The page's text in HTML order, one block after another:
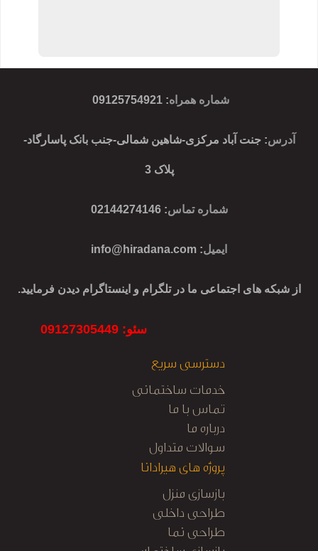
شماره همراه:
09125754921
آدرس: جنت آباد مرکزی-شاهین شمالی-جنب بانک پاسارگاد-
پلاک 3
شماره تماس: 02144274146
ایمیل:
info@hiradana.com
از شبکه های اجتماعی ما در تلگرام و اینستاگرام دیدن فرمایید.
سئو: 09127305449
دسترسی سریع
خدمات ساختمانی
تماس با ما
درباره ما
سوالات متداول
پروژه های هیرادانا
بازسازی منزل
طراحی داخلی
طراحی نما